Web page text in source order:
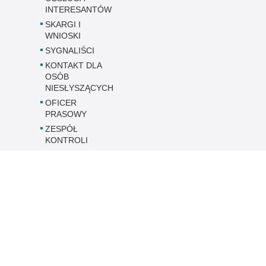
INTERESANTÓW
SKARGI I
WNIOSKI
SYGNALIŚCI
KONTAKT DLA
OSÓB
NIESŁYSZĄCYCH
OFICER
PRASOWY
ZESPÓŁ
KONTROLI